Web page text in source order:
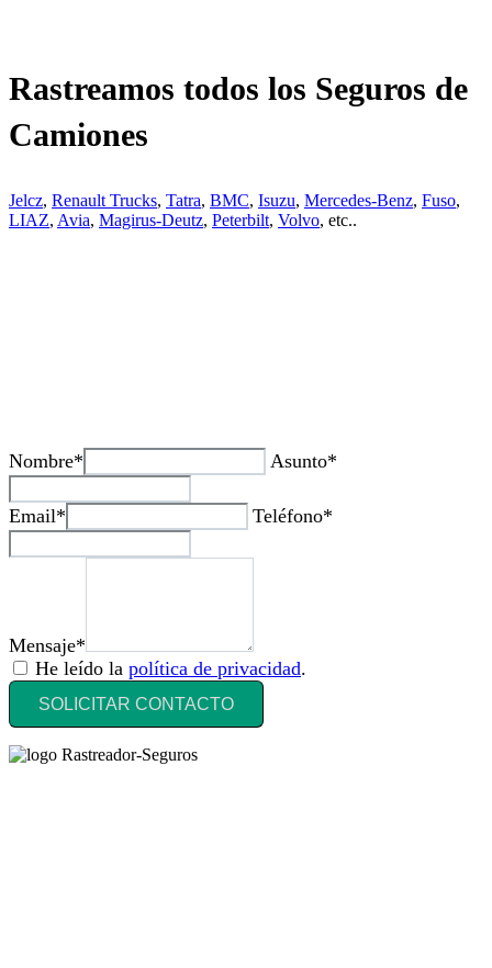
Rastreamos todos los Seguros de
Camiones
Jelcz, Renault Trucks, Tatra, BMC, Isuzu, Mercedes-Benz, Fuso,
LIAZ, Avia, Magirus-Deutz, Peterbilt, Volvo, etc..
Nombre* Asunto*
Email* Teléfono*
Mensaje*
He leído la política de privacidad.
SOLICITAR CONTACTO